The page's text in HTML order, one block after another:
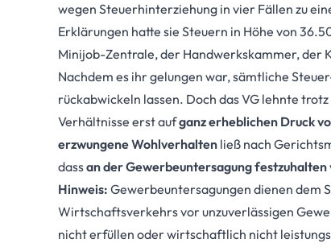
wegen Steuerhinterziehung in vier Fällen zu
Erklärungen hatte sie Steuern in Höhe von
Minijob-Zentrale, der Handwerkskammer, der
Nachdem es ihr gelungen war, sämtliche
rückabwickeln lassen. Doch das VG lehnte
Verhältnisse erst aufganz erheblichen Druck
erzwungene Wohlverhaltenließ nach
dassan der Gewerbeuntersagung festzuhalten
Hinweis: Gewerbeuntersagungen dienen dem
Wirtschaftsverkehrs vor unzuverlässigen
nicht erfüllen oder wirtschaftlich nicht